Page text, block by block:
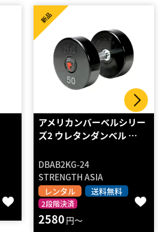
ラバー ダンベル 60kg
BL-RD60
BULL
レンタル 2段階決済
新品
8580円～